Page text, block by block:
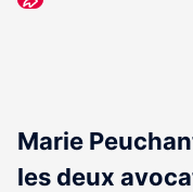
Marie
les deux